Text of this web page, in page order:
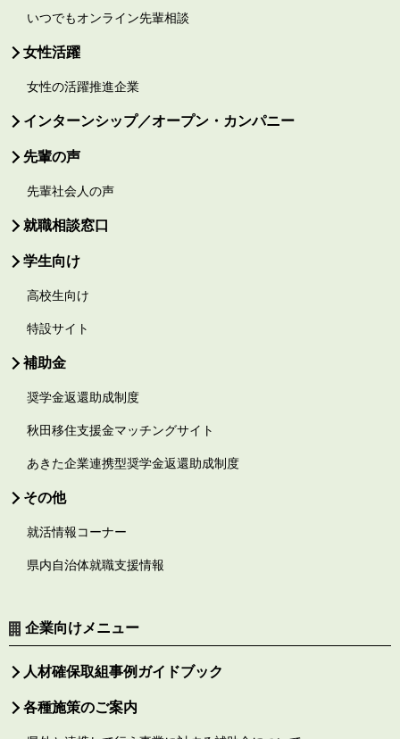
いつでもオンライン先輩相談
女性活躍
女性の活躍推進企業
インターンシップ／オープン・カンパニー
先輩の声
先輩社会人の声
就職相談窓口
学生向け
高校生向け
特設サイト
補助金
奨学金返還助成制度
秋田移住支援金マッチングサイト
あきた企業連携型奨学金返還助成制度
その他
就活情報コーナー
県内自治体就職支援情報
企業向けメニュー
人材確保取組事例ガイドブック
各種施策のご案内